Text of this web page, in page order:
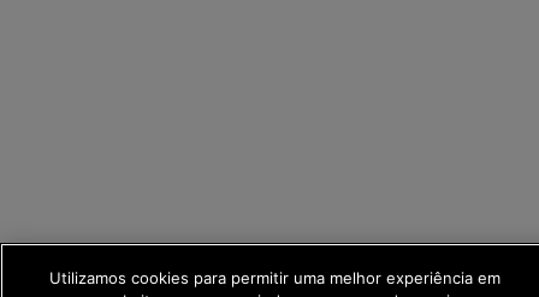
Utilizamos cookies para permitir uma melhor experiência em